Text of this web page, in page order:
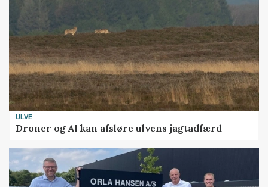
ULVE
Droner og AI kan afsløre ulvens jagtadfærd